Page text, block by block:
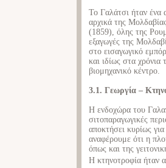
Το Γαλάτσι ήταν ένα
αρχικά της
(1859), όλης της
εξαγωγές της
στο εισαγωγικό
και ιδίως στα
βιομηχανικό κέντρο.
3.1. Γεωργία –
Η ενδοχώρα του
σιτοπαραγωγικές
αποκτήσει κυρίως
αναφέρουμε ότι η
όπως και της
Η κτηνοτροφία ήταν